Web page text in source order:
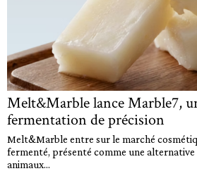
Melt&Marble lance Marble7,
fermentation de précision
Melt&Marble entre sur le marché
fermenté, présenté comme une alternative
animaux...